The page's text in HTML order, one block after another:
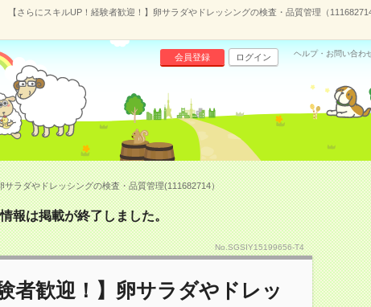
【さらにスキルUP！経験者歓迎！】卵サラダやドレッシングの検査・品質管理（
会員登録 ログイン ヘルプ・お問い合わ
ラダやドレッシングの検査・品質管理(111682714）
報は掲載が終了しました。
No.SGSIY15199656-T4
者歓迎！】卵サラダやドレッ